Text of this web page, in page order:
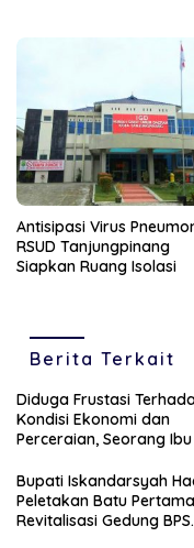
Antisipasi Virus
RSUD Tanjungpinang
Siapkan Ruang Isolasi
Berita Terkait
Diduga Frustasi
Kondisi Ekonomi dan
Perceraian, Seorang
Anaknya Sendiri
Bupati Iskandarsyah
Peletakan Batu Pertama
Revitalisasi Gedung BPS